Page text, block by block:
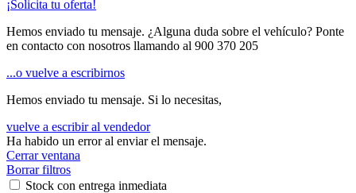
¡Solicita tu oferta!
Hemos enviado tu mensaje. ¿Alguna duda sobre el vehículo? Ponte
en contacto con nosotros llamando al 900 370 205
...o vuelve a escribirnos
Hemos enviado tu mensaje. Si lo necesitas,
vuelve a escribir al vendedor
Ha habido un error al enviar el mensaje.
Cerrar ventana
Borrar filtros
Stock con entrega inmediata